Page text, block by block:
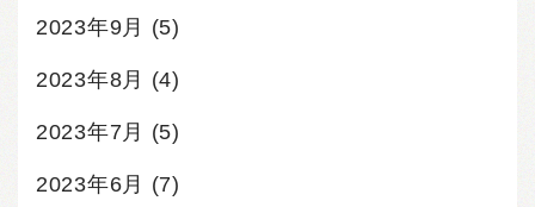
2023年9月 (5)
2023年8月 (4)
2023年7月 (5)
2023年6月 (7)